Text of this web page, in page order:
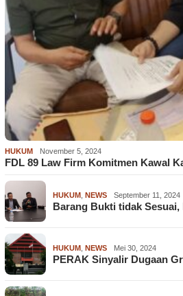
HUKUM November 5, 2024
FDL 89 Law Firm Komitmen Kawal
HUKUM NEWS September 11, 2024
Barang Bukti tidak
HUKUM NEWS Mei 30, 2024
PERAK Sinyalir Dugaan